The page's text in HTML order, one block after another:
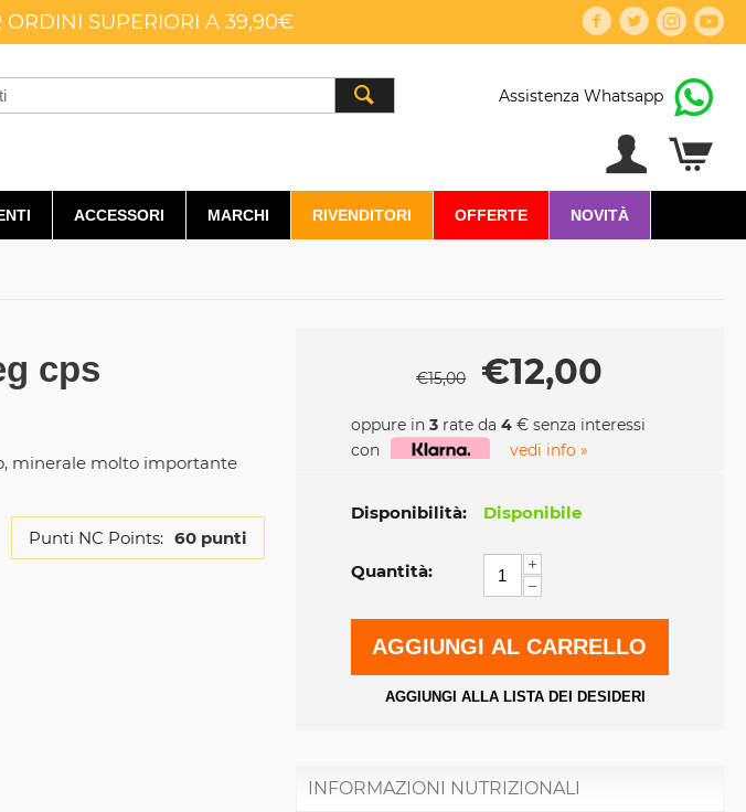
ORDINI SUPERIORI A 39,90€
Assistenza Whatsapp
ACCESSORI MARCHI RIVENDITORI OFFERTE NOVITÀ
cps
minerale molto importante
Punti NC Points: 60 punti
€15,00 €12,00
oppure in 3rate da 4€ senza interessi
con
vedi info »
Disponibilità: Disponibile
Quantità:
+
−
AGGIUNGI AL CARRELLO
AGGIUNGI ALLA LISTA DEI DESIDERI
INFORMAZIONI NUTRIZIONALI